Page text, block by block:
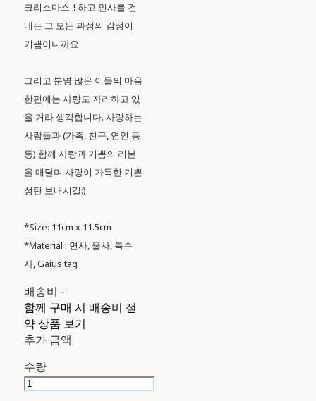
크리스마스-! 하고 인사를 건
네는 그 모든 과정의 감정이
기쁨이니까요.
그리고 분명 많은 이들의 마음
한편에는 사랑도 자리하고 있
을 거라 생각합니다. 사랑하는
사람들과 (가족, 친구, 연인 등
등) 함께 사랑과 기쁨의 리본
을 매달며 사랑이 가득한 기쁜
성탄 보내시길:)
*Size: 11cm x 11.5cm
*Material : 면사, 울사, 특수
사, Gaius tag
배송비 -
함께 구매 시 배송비 절
약 상품 보기
추가 금액
수량